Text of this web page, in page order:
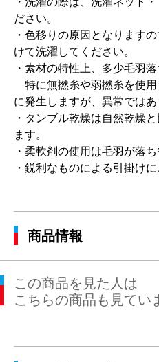
ださい。
・色移りの原因となります
けて洗濯してください。
・素材の特性上、多少毛羽落
特に無撚糸や弱撚糸を使
に発生しますが、異常ではあ
・タンブル乾燥は自然乾燥
ます。
・柔軟剤の使用は毛羽が落ち
・鋭利なものによる引掛けに
商品情報
この商品を見た人は
こちらの商品も見てい